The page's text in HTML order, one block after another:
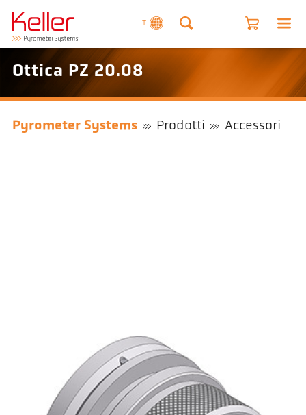
IT
Ottica PZ 20.08
Pyrometer Systems Prodotti Accessori